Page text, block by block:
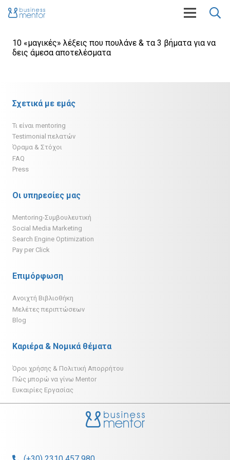
10 «μαγικές» λέξεις που πουλάνε & τα 3 βήματα για να
δεις άμεσα αποτελέσματα
Σχετικά με εμάς
Τι είναι mentoring
Testimonial πελατών
Όραμα & Στόχοι
FAQ
Press
Οι υπηρεσίες μας
Mentoring-Συμβουλευτική
Social Media Marketing
Search Engine Optimization
Pay per Click
Επιμόρφωση
Ανοιχτή Βιβλιοθήκη
Μελέτες περιπτώσεων
Blog
Καριέρα & Νομικά θέματα
Όροι χρήσης & Πολιτική Απορρήτου
Πώς μπορώ να γίνω Mentor
Ευκαιρίες Εργασίας